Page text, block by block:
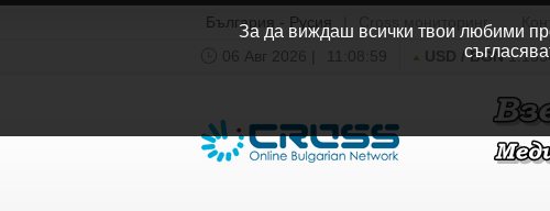
България - Русия Cross мониторинг
06 Авг 2026 |
11:09:00 USD / BGN
За да виждаш всички твои любими